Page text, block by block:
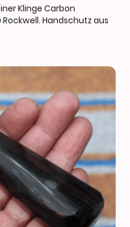
Klinge Carbon
Handschutz aus